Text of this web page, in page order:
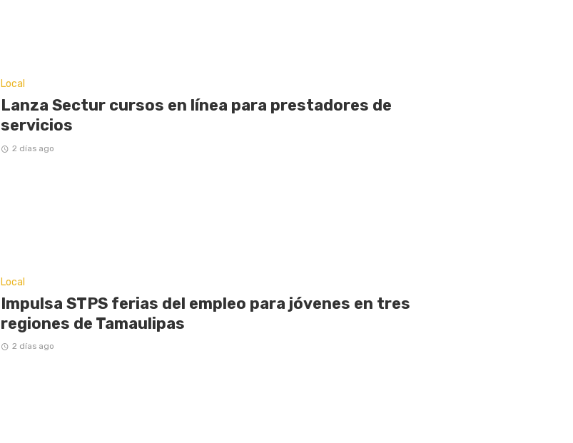
Local
Lanza Sectur cursos en línea para prestadores de
servicios
2 días ago
Local
Impulsa STPS ferias del empleo para jóvenes en tres
regiones de Tamaulipas
2 días ago